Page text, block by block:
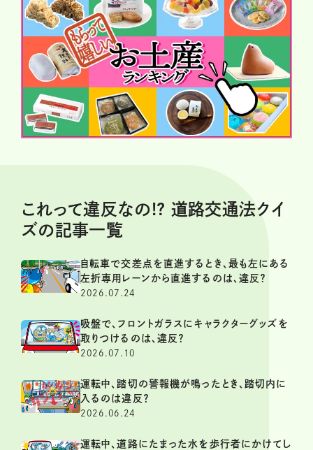
これって違反なの!? 道路交通法クイ
ズの記事一覧
自転車で交差点を直進するとき、最も左にある
左折専用レーンから直進するのは、違反？
2026.07.24
吸盤で、フロントガラスにキャラクターグッズを
取りつけるのは、違反？
2026.07.10
運転中、踏切の警報機が鳴ったとき、踏切内に
入るのは違反？
2026.06.24
運転中、道路にたまった水を歩行者にかけてし